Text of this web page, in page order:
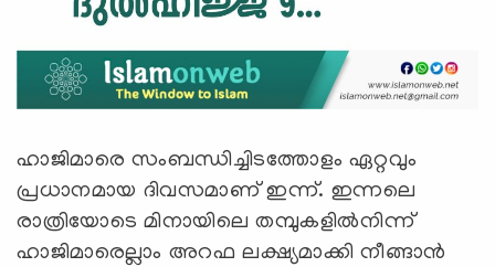
ഹാജിമാരെ സംബന്ധിച്ചിടത്തോളം ഏറ്റവും
പ്രധാനമായ ദിവസമാണ് ഇന്ന്. ഇന്നലെ
രാത്രിയോടെ മിനായിലെ തമ്പുകളില്‍നിന്ന്
ഹാജിമാരെല്ലാം അറഫ ലക്ഷ്യമാക്കി നീങ്ങാന്‍